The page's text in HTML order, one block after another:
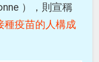
），則宣稱
種疫苗的人構成